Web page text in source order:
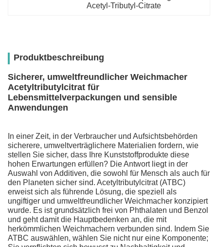
Acetyl-Tributyl-Citrate
Produktbeschreibung
Sicherer, umweltfreundlicher Weichmacher
Acetyltributylcitrat für
Lebensmittelverpackungen und sensible
Anwendungen
In einer Zeit, in der Verbraucher und Aufsichtsbehörden
sicherere, umweltverträglichere Materialien fordern, wie
stellen Sie sicher, dass Ihre Kunststoffprodukte diese
hohen Erwartungen erfüllen? Die Antwort liegt in der
Auswahl von Additiven, die sowohl für Mensch als auch für
den Planeten sicher sind. Acetyltributylcitrat (ATBC)
erweist sich als führende Lösung, die speziell als
ungiftiger und umweltfreundlicher Weichmacher konzipiert
wurde. Es ist grundsätzlich frei von Phthalaten und Benzol
und geht damit die Hauptbedenken an, die mit
herkömmlichen Weichmachern verbunden sind. Indem Sie
ATBC auswählen, wählen Sie nicht nur eine Komponente;